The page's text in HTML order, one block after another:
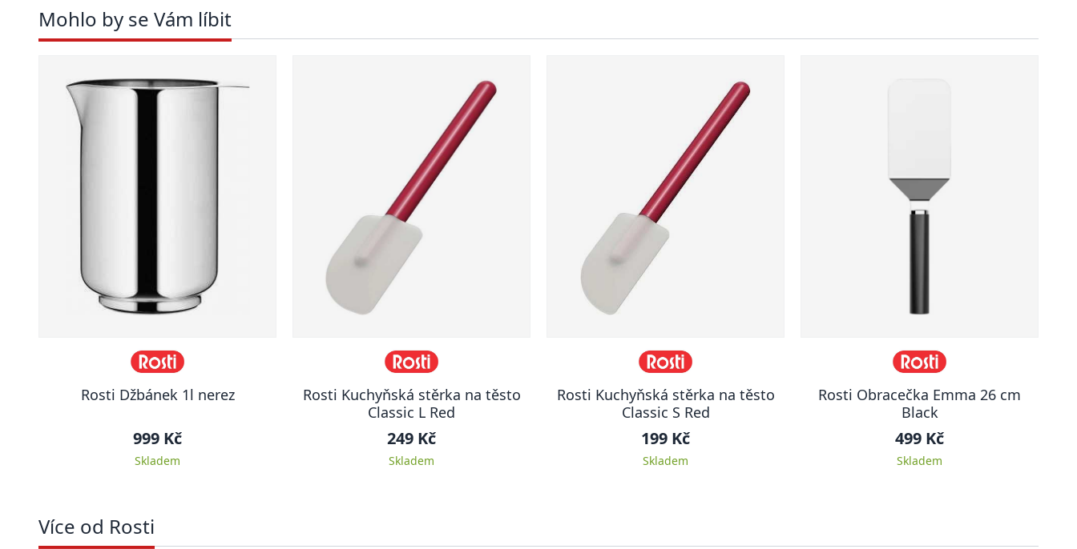
Mohlo by se Vám líbit
Rosti Džbánek 1l nerez
999 Kč
Skladem
Rosti Kuchyňská stěrka na těsto
Classic L Red
249 Kč
Skladem
Rosti Kuchyňská stěrka na těsto
Classic S Red
199 Kč
Skladem
Rosti Obracečka Emma 26 cm
Black
499 Kč
Skladem
Více od Rosti